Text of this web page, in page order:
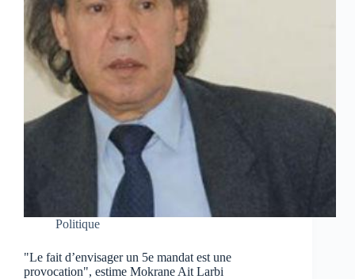
Politique
"Le fait d’envisager un 5e mandat est une
provocation", estime Mokrane Ait Larbi